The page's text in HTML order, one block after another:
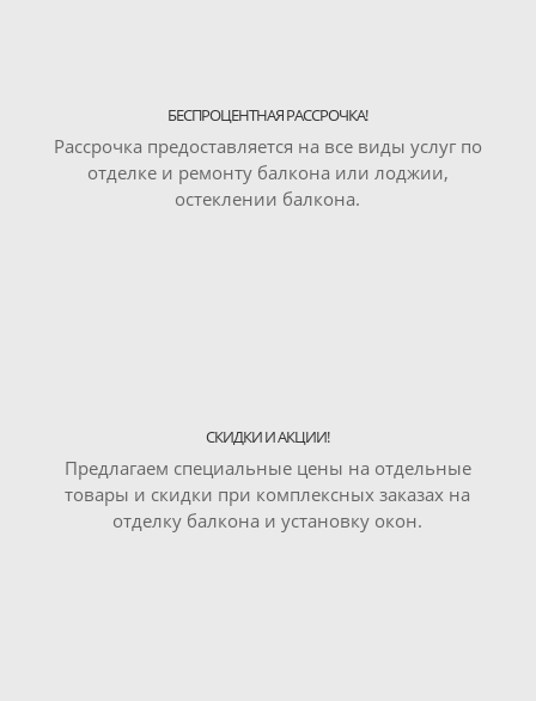
БЕСПРОЦЕНТНАЯ РАССРОЧКА!
Рассрочка предоставляется на все виды услуг по
отделке и ремонту балкона или лоджии,
остеклении балкона.
СКИДКИ И АКЦИИ!
Предлагаем специальные цены на отдельные
товары и скидки при комплексных заказах на
отделку балкона и установку окон.